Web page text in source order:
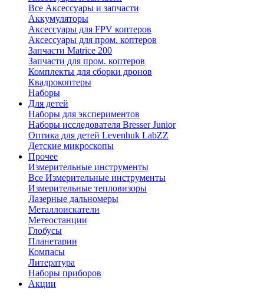
Все Аксессуары и запчасти
Аккумуляторы
Аксессуары для FPV коптеров
Аксессуары для пром. коптеров
Запчасти Matrice 200
Запчасти для пром. коптеров
Комплекты для сборки дронов
Квадрокоптеры
Наборы
Для детей
Наборы для экспериментов
Наборы исследователя Bresser Junior
Оптика для детей Levenhuk LabZZ
Детские микроскопы
Прочее
Измерительные инструменты
Все Измерительные инструменты
Измерительные тепловизоры
Лазерные дальномеры
Металлоискатели
Метеостанции
Глобусы
Планетарии
Компасы
Литература
Наборы приборов
Акции